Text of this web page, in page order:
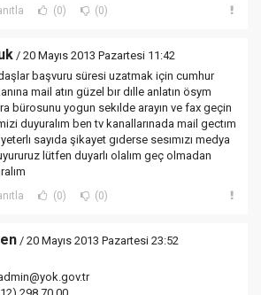
(0) (0)
/ 20 Mayıs 2013 Pazartesi 11:42
başvuru süresi uzatmak için cumhur
mail atın güzel bır dılle anlatın ösym
bürosunu yogun sekılde arayın ve fax geçin
duyuralım ben tv kanallarınada mail gectım
sayıda şikayet gıderse sesımızı medya
lütfen duyarlı olalım geç olmadan
(0) (0)
/ 20 Mayıs 2013 Pazartesi 23:52